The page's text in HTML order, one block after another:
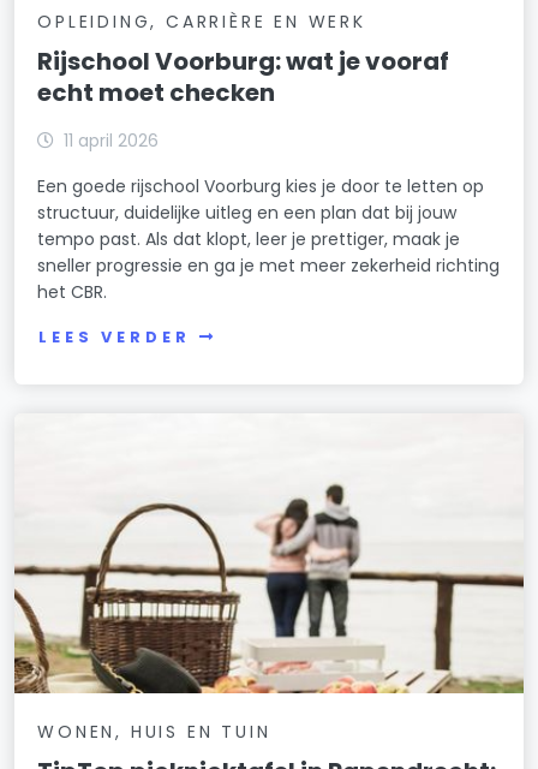
OPLEIDING, CARRIÈRE EN WERK
Rijschool Voorburg: wat je vooraf
echt moet checken
11 april 2026
Een goede rijschool Voorburg kies je door te letten op
structuur, duidelijke uitleg en een plan dat bij jouw
tempo past. Als dat klopt, leer je prettiger, maak je
sneller progressie en ga je met meer zekerheid richting
het CBR.
LEES VERDER
WONEN, HUIS EN TUIN